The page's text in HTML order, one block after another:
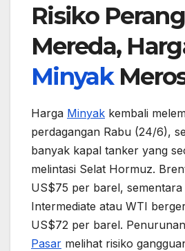
Risiko Perang
Mereda,
Minyak
Harga Minyak kembali
perdagangan Rabu (24/6),
banyak kapal tanker yang
melintasi Selat Hormuz.
US$75 per barel, sementara
Intermediate atau WTI
US$72 per barel.
Pasar melihat risiko